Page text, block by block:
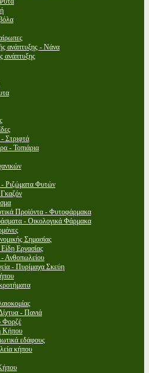
ανάπτυξης - Νάνα
ανάπτυξης
Στριφτά
- Τοπιάρια
Ριζώματα Φυτών
Προϊόντα - Φυτοφάρμακα
- Οικολογικά Φάρμακα
Σημασίας
Εργασίας
Ανθοπωλείου
- Πυρίμαχα Σκεύη
- Πανιά
Φορζέ
Κήπου
εδάφους
κήπου